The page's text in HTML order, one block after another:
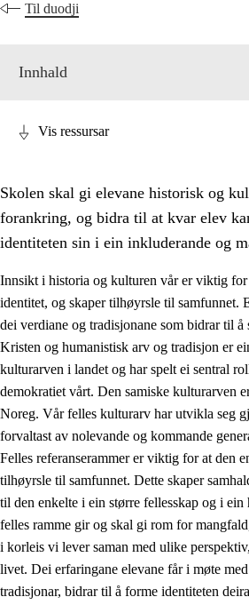
Til duodji
Innhald
1. Verdigrunnlaget i opplæringa
1.1 Menneskeverdet
1.2 Identitet og kulturelt mangfald
1.3 Kritisk tenking og etisk
1.4 Skaparglede, engasjement og
1.5 Respekt for naturen og
1.6 Demokrati og medverknad
Vis ressursar
Skolen skal gi elevane historisk og
forankring, og bidra til at kvar elev
identiteten sin i ein inkluderande og
Innsikt i historia og kulturen vår er viktig
identitet, og skaper tilhøyrsle til samfunnet.
dei verdiane og tradisjonane som bidrar til å
Kristen og humanistisk arv og tradisjon er
kulturarven i landet og har spelt ei sentral
demokratiet vårt. Den samiske kulturarven
Noreg. Vår felles kulturarv har utvikla seg
forvaltast av nolevande og kommande
Felles referanserammer er viktig for at den
tilhøyrsle til samfunnet. Dette skaper
til den enkelte i ein større fellesskap og i ein
felles ramme gir og skal gi rom for
i korleis vi lever saman med ulike
livet. Dei erfaringane elevane får i møte
tradisjonar, bidrar til å forme identiteten